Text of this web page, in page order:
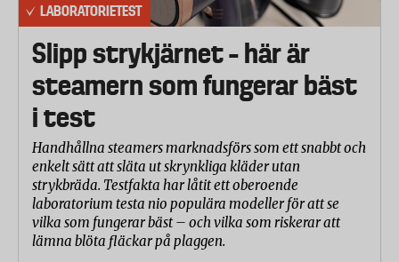
LABORATORIETEST
Slipp strykjärnet – här är
steamern som fungerar bäst
i test
Handhållna steamers marknadsförs som ett snabbt och
enkelt sätt att släta ut skrynkliga kläder utan
strykbräda. Testfakta har låtit ett oberoende
laboratorium testa nio populära modeller för att se
vilka som fungerar bäst – och vilka som riskerar att
lämna blöta fläckar på plaggen.